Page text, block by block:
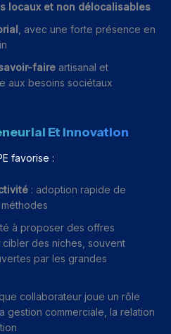
locaux et non délocalisables
, avec une forte présence en
faire artisanal et
aux besoins sociétaux
Et Innovation
favorise :
: adoption rapide de
à proposer des offres
des niches, souvent
par les grandes
collaborateur joue un rôle
gestion commerciale, la relation